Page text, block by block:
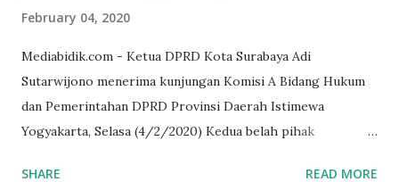
February 04, 2020
Mediabidik.com - Ketua DPRD Kota Surabaya Adi
Sutarwijono menerima kunjungan Komisi A Bidang Hukum
dan Pemerintahan DPRD Provinsi Daerah Istimewa
Yogyakarta, Selasa (4/2/2020) Kedua belah pihak
SHARE READ MORE